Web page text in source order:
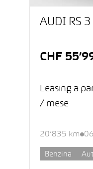
AUDI RS
CHF
Leasing a
/ mese
20’835 km
Benzina